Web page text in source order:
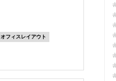
オフィスレイアウト